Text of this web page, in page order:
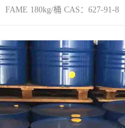
FAME 180kg/桶 CAS：627-91-8